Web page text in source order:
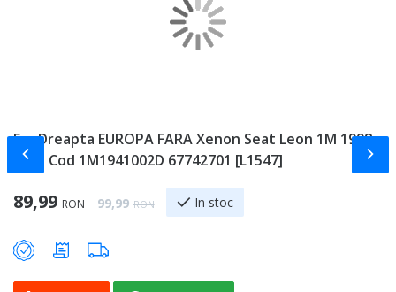
Far Dreapta EUROPA FARA Xenon Seat Leon 1M 1998 -
2005 Cod 1M1941002D 67742701 [L1547]
Special Price
89,99 RON Regular Price
99,99 RON In stoc
Slide-ul anterior